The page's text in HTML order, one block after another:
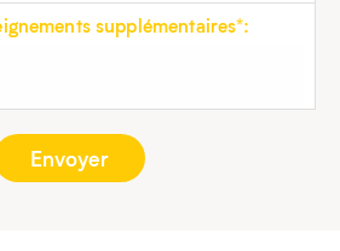
supplémentaires*: